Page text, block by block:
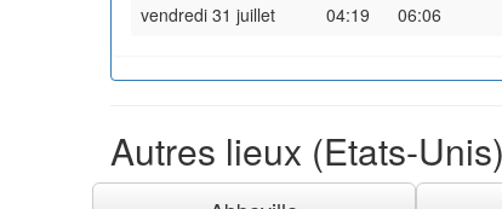
vendredi 31 juillet
04:19 06:06
Autres lieux (Etats-Unis)